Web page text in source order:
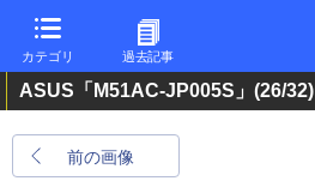
カテゴリ 過去記事
ASUS「M51AC-JP005S」 (26/32)
前の画像